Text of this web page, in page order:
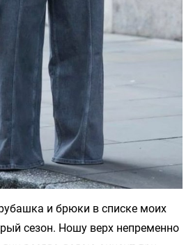
и брюки в списке моих
сезон. Ношу верх непременно